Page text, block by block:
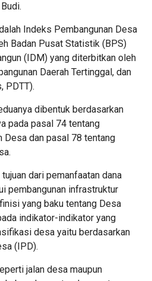
Indeks Pembangunan Desa
Badan Pusat Statistik (BPS)
(IDM) yang diterbitkan oleh
Daerah Tertinggal, dan
PDTT).
dibentuk berdasarkan
pada pasal 74 tentang
Desa dan pasal 78 tentang
dari pemanfaatan dana
pembangunan infrastruktur
yang baku tentang Desa
indikator-indikator yang
desa yaitu berdasarkan
(IPD).
jalan desa maupun